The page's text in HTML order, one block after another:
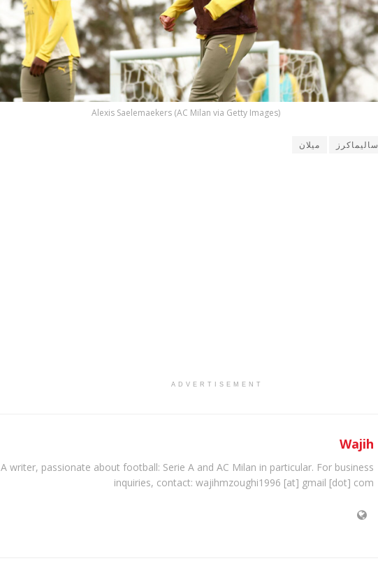
Alexis Saelemaekers (AC Milan via Getty Images)
ساليماكرز ميلان
ADVERTISEMENT
Wajih
A writer, passionate about football: Serie A and AC Milan in particular. For business
inquiries, contact: wajihmzoughi1996 [at] gmail [dot] com